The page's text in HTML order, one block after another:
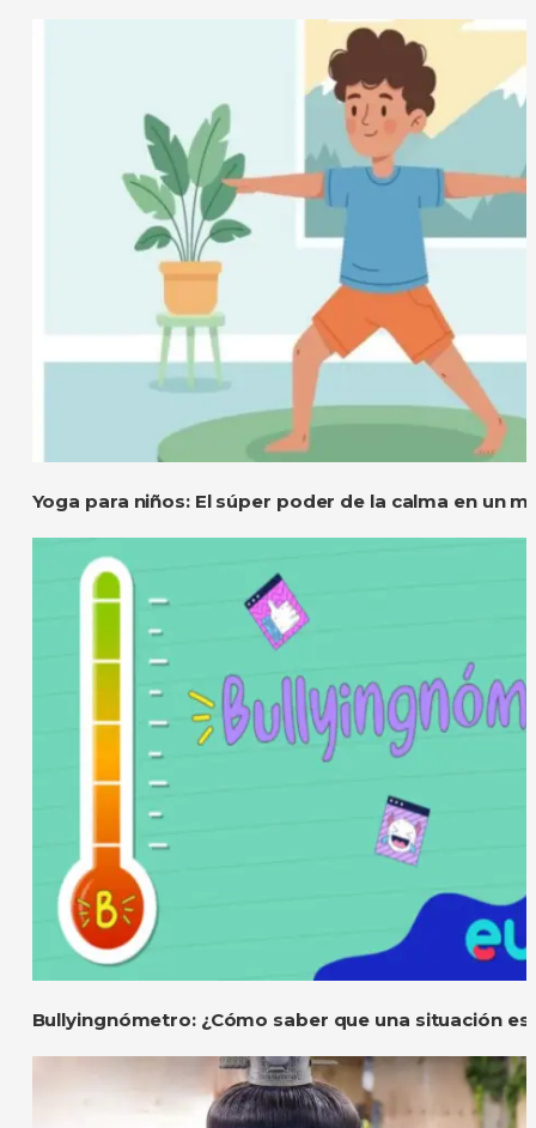
Yoga para niños: El súper poder de la calma en un
Bullyingnómetro: ¿Cómo saber que una situación es